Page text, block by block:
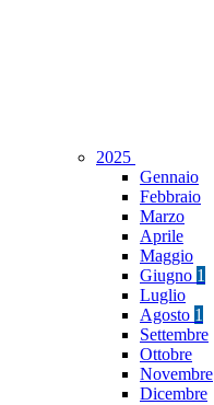
2025
Gennaio
Febbraio
Marzo
Aprile
Maggio
Giugno 1
Luglio
Agosto 1
Settembre
Ottobre
Novembre
Dicembre